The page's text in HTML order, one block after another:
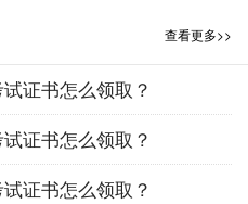
查看更多>>
证书怎么领取？
证书怎么领取？
证书怎么领取？